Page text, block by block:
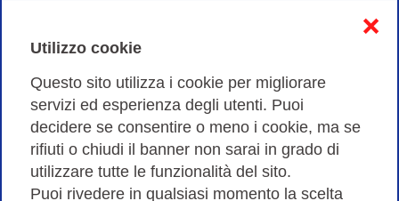
Utilizzo cookie
Questo sito utilizza i cookie per migliorare
servizi ed esperienza degli utenti. Puoi
decidere se consentire o meno i cookie, ma se
rifiuti o chiudi il banner non sarai in grado di
utilizzare tutte le funzionalità del sito.
Puoi rivedere in qualsiasi momento la scelta
❌
Cookies Policy
Amministrazione trasparente
Bandi di Gara